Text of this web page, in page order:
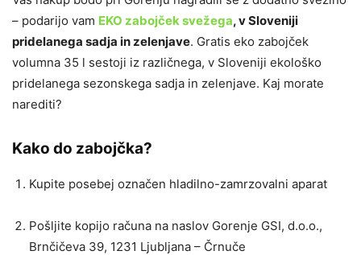
– podarijo vam EKO zabojček svežega, v Sloveniji
pridelanega sadja in zelenjave. Gratis eko zabojček
volumna 35 l sestoji iz različnega, v Sloveniji ekološko
pridelanega sezonskega sadja in zelenjave. Kaj morate
narediti?
Kako do zabojčka?
Kupite posebej označen hladilno-zamrzovalni aparat
Pošljite kopijo računa na naslov Gorenje GSI, d.o.o.,
Brnčičeva 39, 1231 Ljubljana – Črnuče